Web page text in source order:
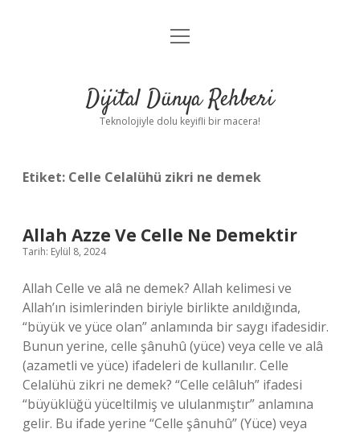
Anasayfa
Yasal Uyarı
menüyü
Dijital Dünya Rehberi
Teknolojiyle dolu keyifli bir macera!
Etiket: Celle Celalühü zikri ne demek
Allah Azze Ve Celle Ne Demektir
Tarih: Eylül 8, 2024
Allah Celle ve alâ ne demek? Allah kelimesi ve
Allah’ın isimlerinden biriyle birlikte anıldığında,
“büyük ve yüce olan” anlamında bir saygı ifadesidir.
Bunun yerine, celle şânuhû (yüce) veya celle ve alâ
(azametli ve yüce) ifadeleri de kullanılır. Celle
Celalühü zikri ne demek? “Celle celâluh” ifadesi
“büyüklüğü yüceltilmiş ve ululanmıştır” anlamına
gelir. Bu ifade yerine “Celle şânuhû” (Yüce) veya